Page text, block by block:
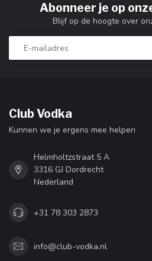
Abonneer je op
Blijf op de hoogte over
Club Vodka
Kunnen we je ergens mee helpen
Helmholtzstraat 5 A
3316 GJ Dordrecht
Nederland
+31 78 303 2873
info@club-vodka.nl